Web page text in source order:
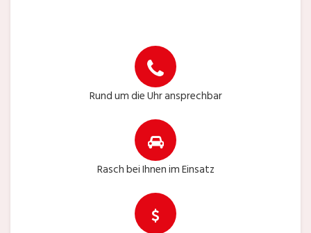
Rund um die Uhr ansprechbar
Rasch bei Ihnen im Einsatz